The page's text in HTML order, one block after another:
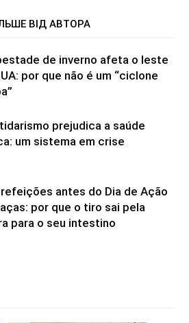
ВІД АВТОРА
de inverno afeta o leste
por que não é um “ciclone
prejudica a saúde
um sistema em crise
antes do Dia de Ação
por que o tiro sai pela
para o seu intestino